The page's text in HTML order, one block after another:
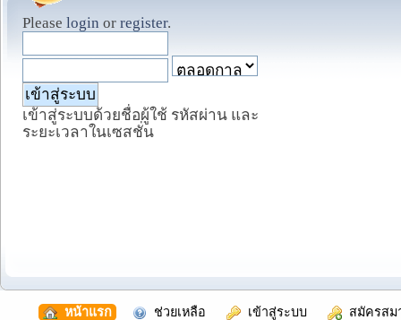
Please login or register.
เข้าสู่ระบบด้วยชื่อผู้ใช้ รหัสผ่าน และ
ระยะเวลาในเซสชั่น
หน้าแรก ช่วยเหลือ เข้าสู่ระบบ สมัครสม